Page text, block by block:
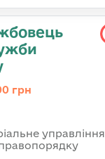
грн
управління